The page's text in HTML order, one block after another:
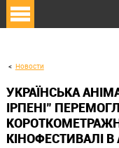
Новости
УКРАЇНСЬКА
ІРПЕНІ"
КІНОФЕСТИВАЛІ В